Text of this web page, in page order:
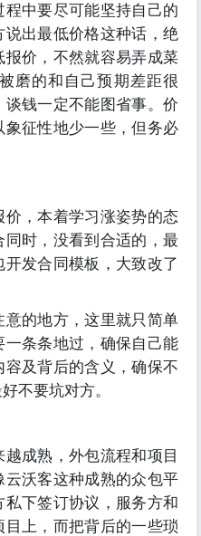
中要尽可能坚持自己的
出最低价格这种话，绝
价，不然就容易弄成菜
磨的和自己预期差距很
钱一定不能图省事。价
征性地少一些，但务必
，本着学习涨姿势的态
时，没看到合适的，最
发合同模板，大致改了
的地方，这里就只简单
条条地过，确保自己能
及背后的含义，确保不
不要坑对方。
成熟，外包流程和项目
沃客这种成熟的众包平
下签订协议，服务方和
上，而把背后的一些琐